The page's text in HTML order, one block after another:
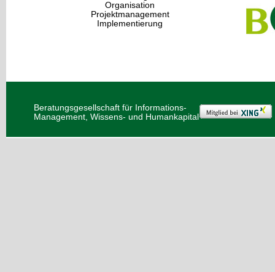
Organisation
Projektmanagement
Implementierung
Beratungsgesellschaft für Informations-
Management, Wissens- und Humankapital